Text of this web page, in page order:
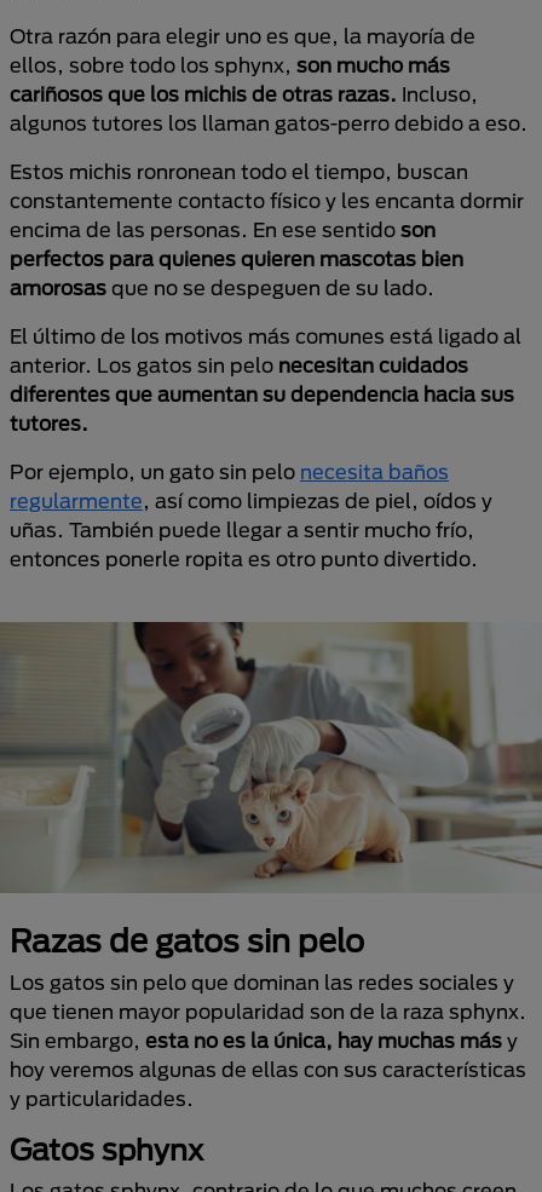
Otra razón para elegir uno es que, la mayoría de
ellos, sobre todo los sphynx, son mucho más
cariñosos que los michis de otras razas. Incluso,
algunos tutores los llaman gatos-perro debido a eso.
Estos michis ronronean todo el tiempo, buscan
constantemente contacto físico y les encanta dormir
encima de las personas. En ese sentido son
perfectos para quienes quieren mascotas bien
amorosas que no se despeguen de su lado.
El último de los motivos más comunes está ligado al
anterior. Los gatos sin pelo necesitan cuidados
diferentes que aumentan su dependencia hacia sus
tutores.
Por ejemplo, un gato sin pelo necesita baños
regularmente, así como limpiezas de piel, oídos y
uñas. También puede llegar a sentir mucho frío,
entonces ponerle ropita es otro punto divertido.
Razas de gatos sin pelo
Los gatos sin pelo que dominan las redes sociales y
que tienen mayor popularidad son de la raza sphynx.
Sin embargo, esta no es la única, hay muchas más y
hoy veremos algunas de ellas con sus características
y particularidades.
Gatos sphynx